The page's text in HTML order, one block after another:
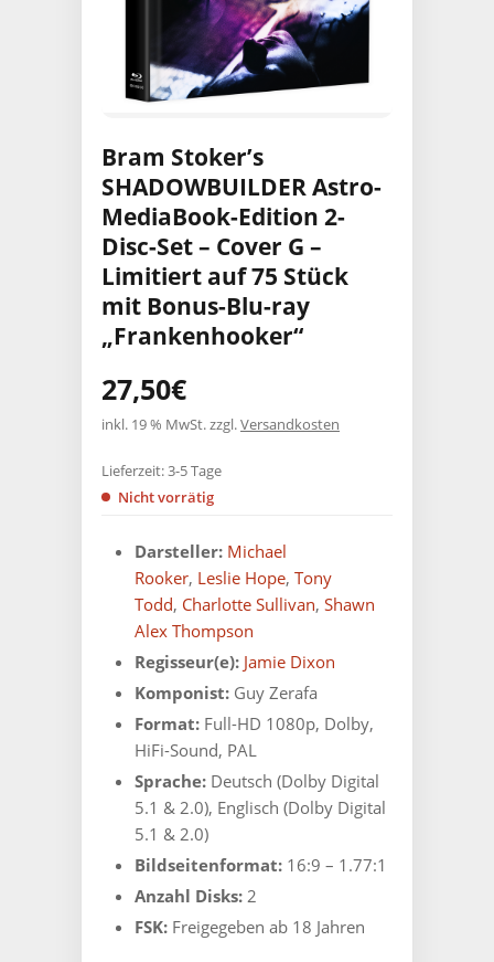
Bram Stoker’s
SHADOWBUILDER Astro-
MediaBook-Edition 2-
Disc-Set – Cover G –
Limitiert auf 75 Stück
mit Bonus-Blu-ray
„Frankenhooker“
27,50€
inkl. 19 % MwSt.zzgl.Versandkosten
Darsteller: Michael
Rooker, Leslie Hope, Tony
Todd, Charlotte Sullivan, Shawn
Alex Thompson
Regisseur(e): Jamie Dixon
Komponist: Guy Zerafa
Format: Full-HD 1080p, Dolby,
HiFi-Sound, PAL
Sprache: Deutsch (Dolby Digital
5.1 & 2.0), Englisch (Dolby Digital
5.1 & 2.0)
Bildseitenformat: 16:9 – 1.77:1
Anzahl Disks: 2
FSK: Freigegeben ab 18 Jahren
Lieferzeit:3-5 Tage
Nicht vorrätig